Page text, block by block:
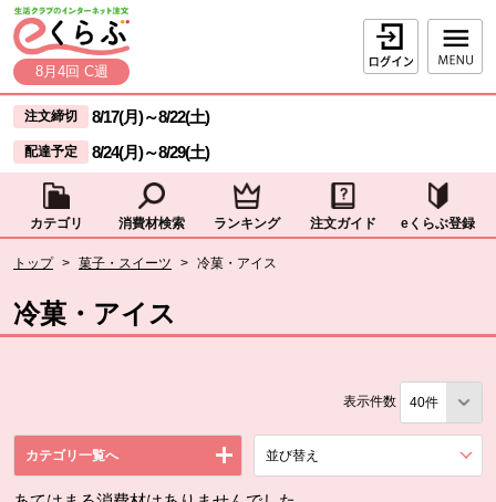
ページの先頭です。
本文へジャンプする。
8月4回 C週
ログイン
ここからサイト内共通メニューです。
サイト内共通メニューをスキップする
注文締切 8/17(月)～8/22(土)
配達予定 8/24(月)～8/29(土)
カテゴリ 消費材検索 ランキング 注文ガイド eくらぶ登録
トップ > 菓子・スイーツ > 冷菓・アイス
冷菓・アイス
表示件数
カテゴリ一覧へ 並び替え